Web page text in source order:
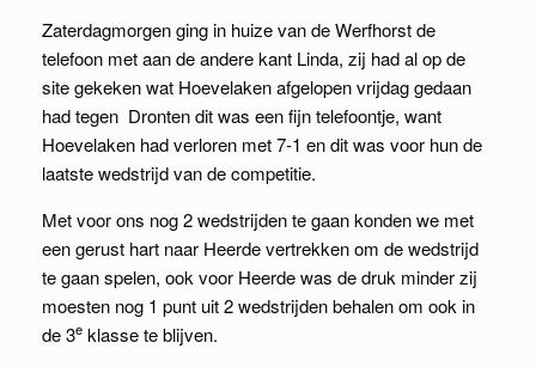
Zaterdagmorgen ging in huize van de Werfhorst de
telefoon met aan de andere kant Linda, zij had al op de
site gekeken wat Hoevelaken afgelopen vrijdag gedaan
had tegen Dronten dit was een fijn telefoontje, want
Hoevelaken had verloren met 7-1 en dit was voor hun de
laatste wedstrijd van de competitie.
Met voor ons nog 2 wedstrijden te gaan konden we met
een gerust hart naar Heerde vertrekken om de wedstrijd
te gaan spelen, ook voor Heerde was de druk minder zij
moesten nog 1 punt uit 2 wedstrijden behalen om ook in
de 3e klasse te blijven.